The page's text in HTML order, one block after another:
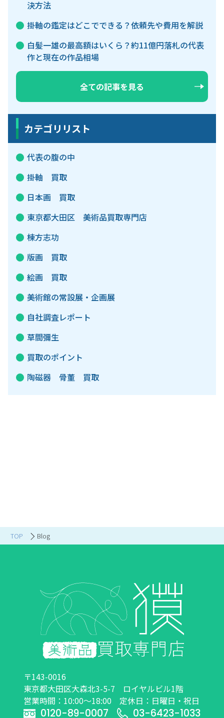
TOP Blog
決方法
掛軸の鑑定はどこでできる？依頼先や費用を解説
白髪一雄の最高額はいくら？約11億円落札の代表
作と現在の作品相場
全ての記事を見る
カテゴリリスト
代表の腹の中
掛軸 買取
日本画 買取
東京都大田区 美術品買取専門店
棟方志功
版画 買取
絵画 買取
美術館の常設展・企画展
自社調査レポート
草間彌生
買取のポイント
陶磁器 骨董 買取
〒143-0016
東京都大田区大森北3-5-7 ロイヤルビル1階
営業時間：10:00～18:00 定休日：日曜日・祝日
0120-89-0007 03-6423-1033